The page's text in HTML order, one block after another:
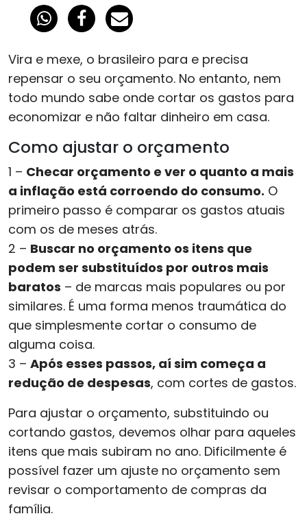
Vira e mexe, o brasileiro para e precisa
repensar o seu orçamento. No entanto, nem
todo mundo sabe onde cortar os gastos para
economizar e não faltar dinheiro em casa.
Como ajustar o orçamento
1 – Checar orçamento e ver o quanto a mais
a inflação está corroendo do consumo. O
primeiro passo é comparar os gastos atuais
com os de meses atrás.
2 – Buscar no orçamento os itens que
podem ser substituídos por outros mais
baratos – de marcas mais populares ou por
similares. É uma forma menos traumática do
que simplesmente cortar o consumo de
alguma coisa.
3 – Após esses passos, aí sim começa a
redução de despesas, com cortes de gastos.
Para ajustar o orçamento, substituindo ou
cortando gastos, devemos olhar para aqueles
itens que mais subiram no ano. Dificilmente é
possível fazer um ajuste no orçamento sem
revisar o comportamento de compras da
família.